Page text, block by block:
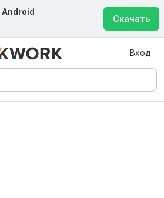
Android
Скачать
Вход